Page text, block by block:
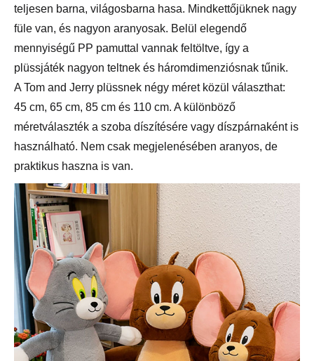
teljesen barna, világosbarna hasa. Mindkettőjüknek nagy
füle van, és nagyon aranyosak. Belül elegendő
mennyiségű PP pamuttal vannak feltöltve, így a
plüssjáték nagyon teltnek és háromdimenziósnak tűnik.
A Tom and Jerry plüssnek négy méret közül választhat:
45 cm, 65 cm, 85 cm és 110 cm. A különböző
méretválaszték a szoba díszítésére vagy díszpárnaként is
használható. Nem csak megjelenésében aranyos, de
praktikus haszna is van.